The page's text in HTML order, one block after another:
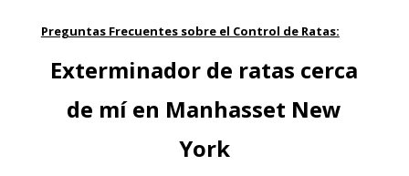
Preguntas Frecuentes sobre el Control de Ratas:
Exterminador de ratas cerca
de mí en Manhasset New
York